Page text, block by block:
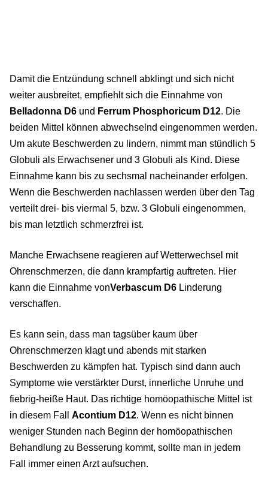
Damit die Entzündung schnell abklingt und sich nicht
weiter ausbreitet, empfiehlt sich die Einnahme von
Belladonna D6 und Ferrum Phosphoricum D12. Die
beiden Mittel können abwechselnd eingenommen werden.
Um akute Beschwerden zu lindern, nimmt man stündlich 5
Globuli als Erwachsener und 3 Globuli als Kind. Diese
Einnahme kann bis zu sechsmal nacheinander erfolgen.
Wenn die Beschwerden nachlassen werden über den Tag
verteilt drei- bis viermal 5, bzw. 3 Globuli eingenommen,
bis man letztlich schmerzfrei ist.
Manche Erwachsene reagieren auf Wetterwechsel mit
Ohrenschmerzen, die dann krampfartig auftreten. Hier
kann die Einnahme vonVerbascum D6 Linderung
verschaffen.
Es kann sein, dass man tagsüber kaum über
Ohrenschmerzen klagt und abends mit starken
Beschwerden zu kämpfen hat. Typisch sind dann auch
Symptome wie verstärkter Durst, innerliche Unruhe und
fiebrig-heiße Haut. Das richtige homöopathische Mittel ist
in diesem Fall Acontium D12. Wenn es nicht binnen
weniger Stunden nach Beginn der homöopathischen
Behandlung zu Besserung kommt, sollte man in jedem
Fall immer einen Arzt aufsuchen.